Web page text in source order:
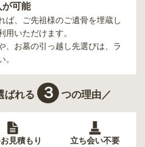
が可能
ば、ご先祖様のご遺骨を埋蔵し
用いただけます。
、お墓の引っ越し先選びは、ラ
。
ばれる ３ つの理由／
見積もり 立ち会い不要